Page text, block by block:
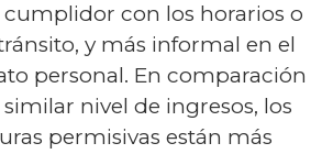
con los horarios o
y más informal en el
personal. En comparación
nivel de ingresos, los
permisivas están más